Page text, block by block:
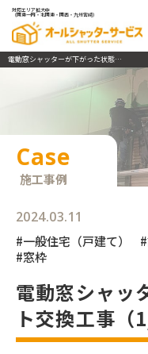
対応エリア拡大中
（関東一円・北関東・関西・九州宮崎）
電動窓シャッターが下がった状態から動かない問題を解消！
Case
施工事例
2024.03.11
#一般住宅（戸建て）
#窓枠
電動窓シャッ
ト交換工事（